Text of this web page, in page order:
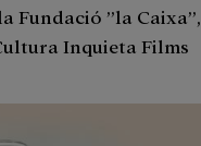
Fundació ”la Caixa”,
Inquieta Films